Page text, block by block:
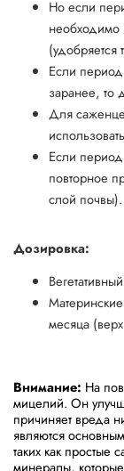
Но если
необходимо
(удобряется
Если
заранее, то
Для
Если период
повторное
слой почвы).
Дозировка:
месяца
Внимание: На
мицелий. Он
причиняет вреда
являются
таких как простые
минералы,